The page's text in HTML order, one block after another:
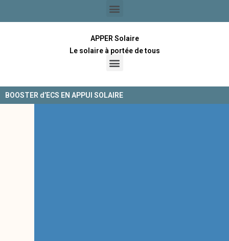
APPER Solaire
Le solaire à portée de tous
BOOSTER d’ECS EN APPUI SOLAIRE